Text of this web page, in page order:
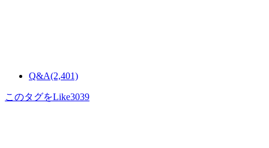
Q&A(2,401)
このタグをLike3039